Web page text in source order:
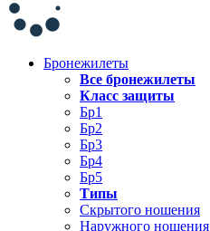
Бронежилеты
Все бронежилеты
Класс защиты
Бр1
Бр2
Бр3
Бр4
Бр5
Типы
Скрытого ношения
Наружного ношения